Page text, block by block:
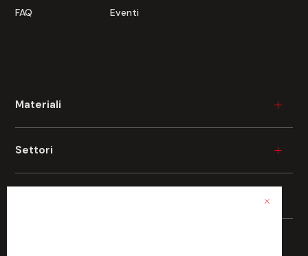
FAQ
Eventi
Materiali
Legno
Ceramica
Settori
Industria del mobile